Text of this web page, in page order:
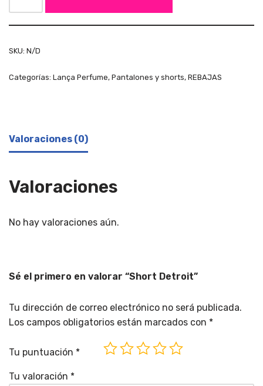
SKU: N/D
Categorías: Lança Perfume, Pantalones y shorts, REBAJAS
Valoraciones (0)
Valoraciones
No hay valoraciones aún.
Sé el primero en valorar “Short Detroit”
Tu dirección de correo electrónico no será publicada.
Los campos obligatorios están marcados con *
Tu puntuación *
Tu valoración *